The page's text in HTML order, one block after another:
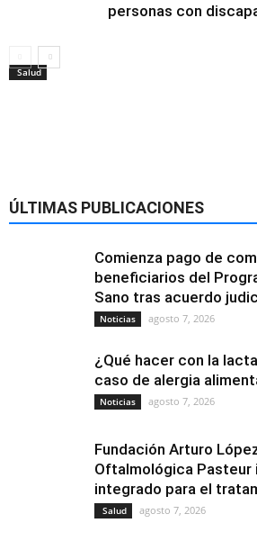
Salud
personas con
ÚLTIMAS PUBLICACIONES
Comienza pago de
beneficiarios del
Sano tras acuerdo
Noticias agosto 7, 2026
¿Qué hacer con la
caso de alergia
Noticias agosto 7, 2026
Fundación Arturo
Oftalmológica Pasteur
integrado para el
Salud agosto 7, 2026